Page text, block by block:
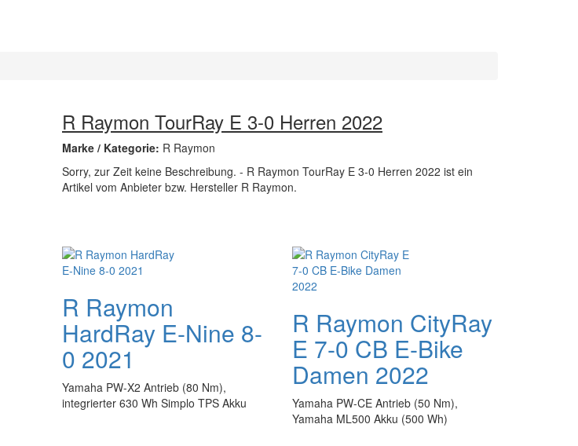
R Raymon TourRay E 3-0 Herren 2022
Marke / Kategorie: R Raymon
Sorry, zur Zeit keine Beschreibung. - R Raymon TourRay E 3-0 Herren 2022 ist ein
Artikel vom Anbieter bzw. Hersteller R Raymon.
R Raymon
HardRay E-Nine 8-
0 2021
Yamaha PW-X2 Antrieb (80 Nm),
integrierter 630 Wh Simplo TPS Akku
R Raymon CityRay
E 7-0 CB E-Bike
Damen 2022
Yamaha PW-CE Antrieb (50 Nm),
Yamaha ML500 Akku (500 Wh)